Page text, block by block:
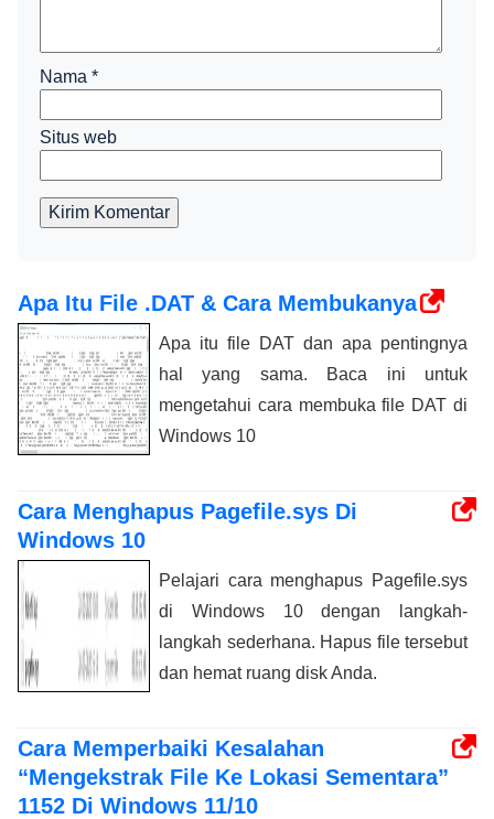
Nama *
Situs web
Kirim Komentar
Apa Itu File .DAT & Cara Membukanya
Apa itu file DAT dan apa pentingnya
hal yang sama. Baca ini untuk
mengetahui cara membuka file DAT di
Windows 10
Cara Menghapus Pagefile.sys Di
Windows 10
Pelajari cara menghapus Pagefile.sys
di Windows 10 dengan langkah-
langkah sederhana. Hapus file tersebut
dan hemat ruang disk Anda.
Cara Memperbaiki Kesalahan
“Mengekstrak File Ke Lokasi Sementara”
1152 Di Windows 11/10